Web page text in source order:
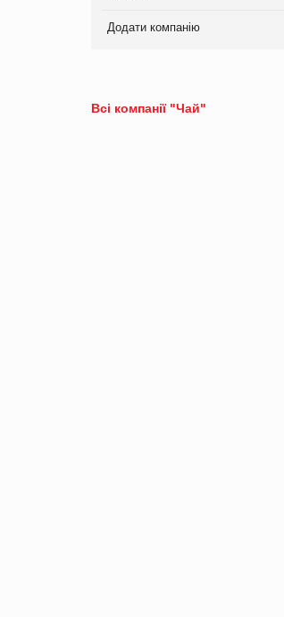
Додати компанію
Всі компанії "Чай"